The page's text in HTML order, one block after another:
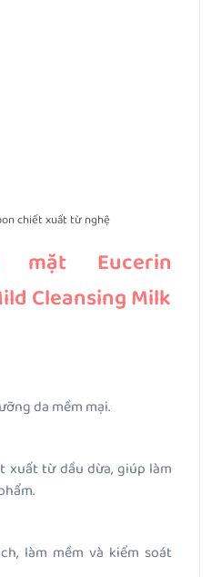
chiết xuất từ nghệ
Eucerin
Cleansing Milk
da mềm mại.
xuất từ dầu dừa, giúp làm
làm mềm và kiểm soát